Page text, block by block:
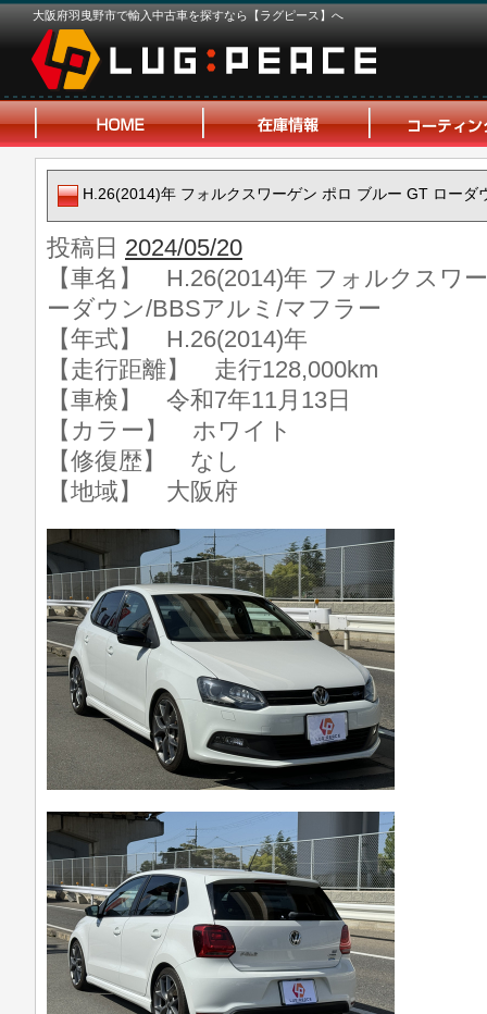
大阪府羽曳野市で輸入中古車を探すなら【ラグピース】へ
H.26(2014)年 フォルクスワーゲン ポロ ブルー GT ローダ
投稿日 2024/05/20
【車名】 H.26(2014)年 フォルクスワ
ーダウン/BBSアルミ/マフラー
【年式】 H.26(2014)年
【走行距離】 走行128,000km
【車検】 令和7年11月13日
【カラー】 ホワイト
【修復歴】 なし
【地域】 大阪府